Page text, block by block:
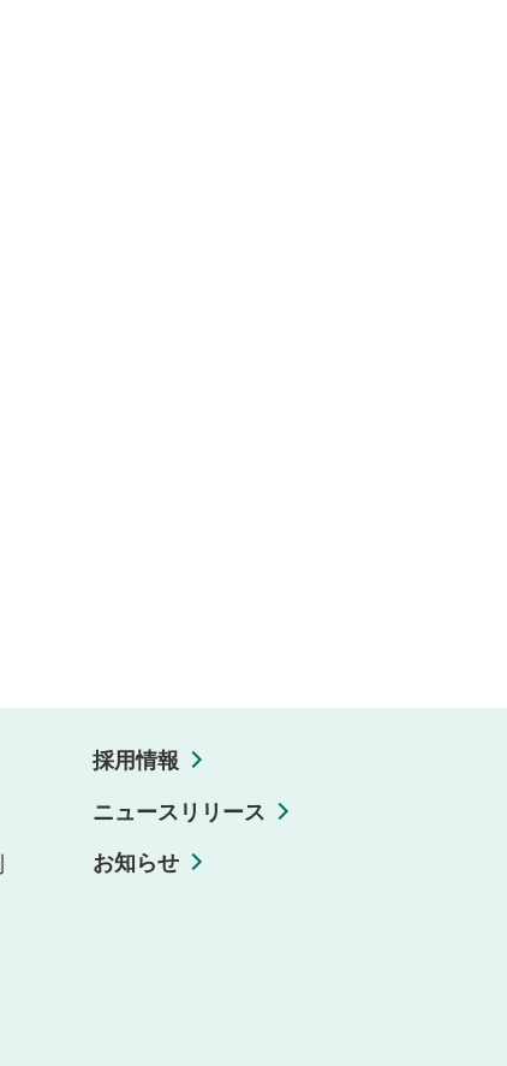
採用情報
ニュースリリース
お知らせ